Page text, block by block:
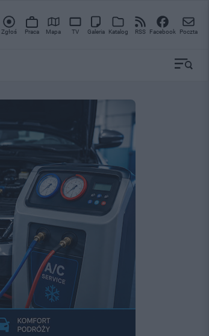
Zgłoś Praca Mapa TV Galeria Katalog RSS Facebook Poczta